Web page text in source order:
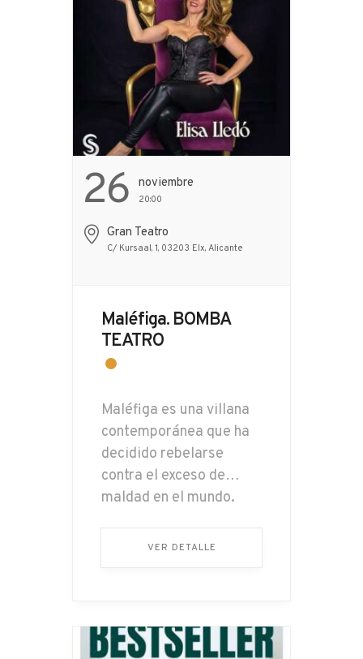
26 Noviembre
20:00
Gran Teatro
C/ Kursaal, 1, 03203 Elx, Alicante
Maléfiga. BOMBA
TEATRO
Maléfiga es una villana
contemporánea que ha
decidido rebelarse
contra el exceso de
maldad en el mundo.
psicópatas, decide
buenos. Mediante risas,
ironía y momentos de…
VER DETALLE